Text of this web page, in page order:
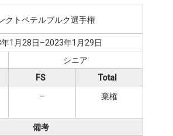
クトペテルブルク選手権
1月28日–2023年1月29日
シニア
FS
–
Total
棄権
備考